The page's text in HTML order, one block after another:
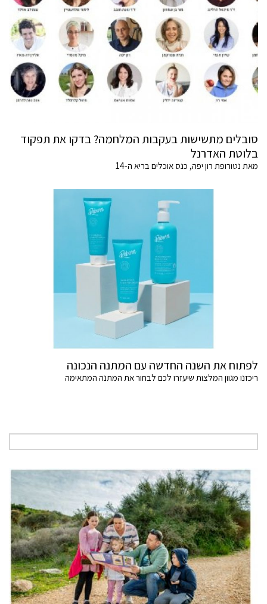
סובלים מתשישות בעקבות המלחמה? בדקו את תפקוד
בלוטת האדרנל
מאת נטורופת רון יפה, כנס אוכלים בריא ה-14
לפתוח את השנה החדשה עם המתנה הנכונה
ריכזנו מגוון המלצות שיעזרו לכם לבחור את המתנה המתאימה